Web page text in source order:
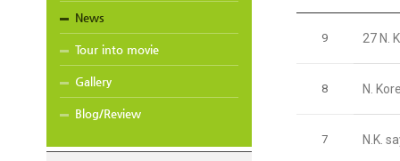
News
Tour into movie
Gallery
Blog/Review
9 27 N.
8 N.
7 N.K.